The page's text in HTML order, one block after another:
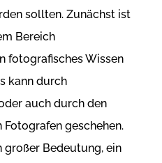
sollten. Zunächst ist
Bereich
fotografisches Wissen
kann durch
auch durch den
geschehen.
großer Bedeutung, ein